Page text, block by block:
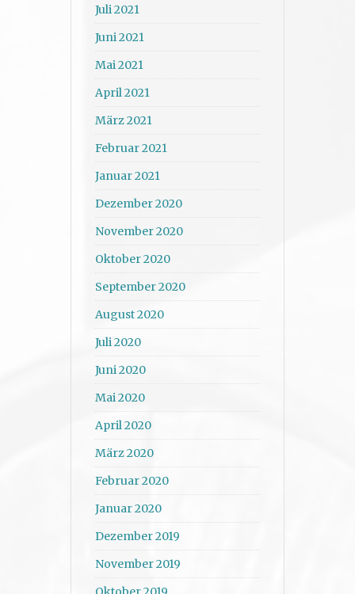
Juli 2021
Juni 2021
Mai 2021
April 2021
März 2021
Februar 2021
Januar 2021
Dezember 2020
November 2020
Oktober 2020
September 2020
August 2020
Juli 2020
Juni 2020
Mai 2020
April 2020
März 2020
Februar 2020
Januar 2020
Dezember 2019
November 2019